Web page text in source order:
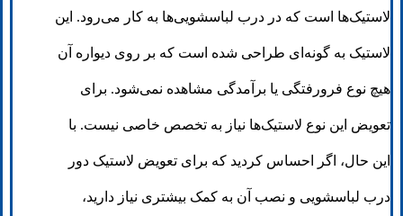
لاستیک‌ها است که در درب لباسشویی‌ها به کار می‌رود. این
لاستیک به گونه‌ای طراحی شده است که بر روی دیواره آن
هیچ نوع فرورفتگی یا برآمدگی مشاهده نمی‌شود. برای
تعویض این نوع لاستیک‌ها نیاز به تخصص خاصی نیست. با
این حال، اگر احساس کردید که برای تعویض لاستیک دور
درب لباسشویی و نصب آن به کمک بیشتری نیاز دارید،